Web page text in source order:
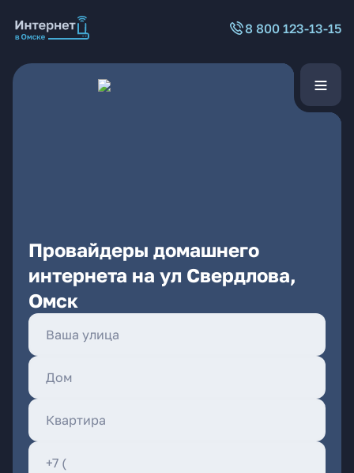
8 800 123-13-15
Провайдеры домашнего
интернета на ул Свердлова,
Омск